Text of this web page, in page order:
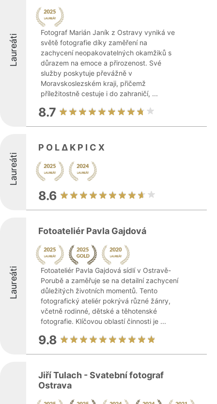
Laureáti
Fotograf Marián Janík z Ostravy vyniká ve
světě fotografie díky zaměření na
zachycení neopakovatelných okamžiků s
důrazem na emoce a přirozenost. Své
služby poskytuje převážně v
Moravskoslezském kraji, přičemž
příležitostně cestuje i do zahraničí, ...
8.7
Laureáti
P O L ∆ K P I C X
8.6
Laureáti
Fotoateliér Pavla Gajdová
Fotoateliér Pavla Gajdová sídlí v Ostravě-
Porubě a zaměřuje se na detailní zachycení
důležitých životních momentů. Tento
fotografický ateliér pokrývá různé žánry,
včetně rodinné, dětské a těhotenské
fotografie. Klíčovou oblastí činnosti je ...
9.8
Jiří Tulach - Svatební fotograf
Ostrava